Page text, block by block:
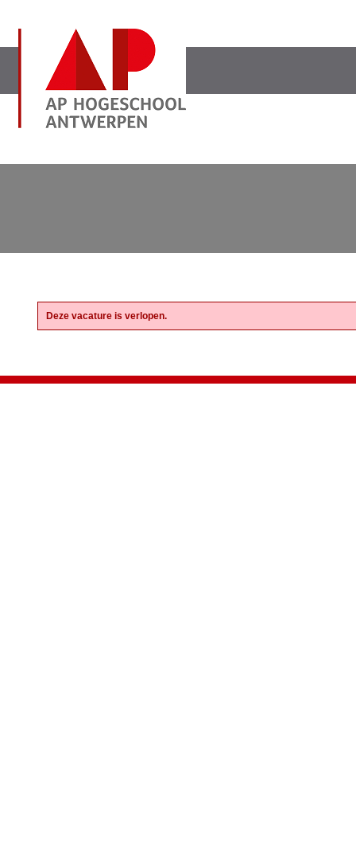
Deze vacature is verlopen.